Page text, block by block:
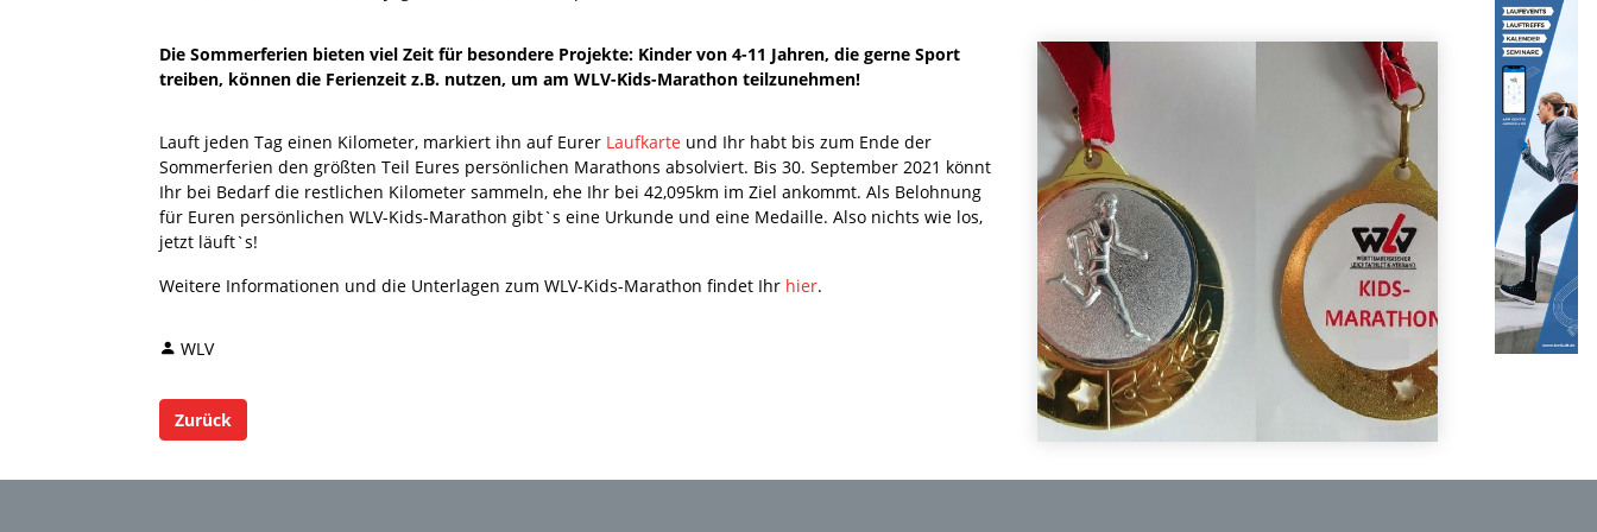
Die Sommerferien bieten viel Zeit für besondere Projekte: Kinder von 4-11 Jahren, die gerne Sport
treiben, können die Ferienzeit z.B. nutzen, um am WLV-Kids-Marathon teilzunehmen!
Lauft jeden Tag einen Kilometer, markiert ihn auf Eurer Laufkarte und Ihr habt bis zum Ende der
Sommerferien den größten Teil Eures persönlichen Marathons absolviert. Bis 30. September 2021 könnt
Ihr bei Bedarf die restlichen Kilometer sammeln, ehe Ihr bei 42,095km im Ziel ankommt. Als Belohnung
für Euren persönlichen WLV-Kids-Marathon gibt`s eine Urkunde und eine Medaille. Also nichts wie los,
jetzt läuft`s!
Weitere Informationen und die Unterlagen zum WLV-Kids-Marathon findet Ihr hier.
WLV
Zurück